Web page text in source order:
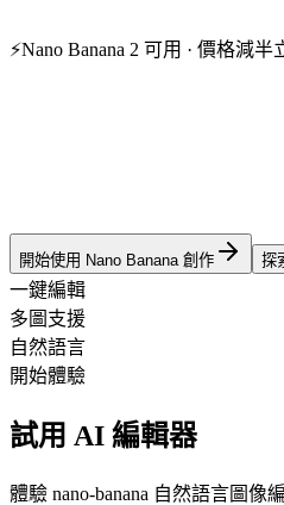
⚡Nano Banana 2 可用 · 價格減半
開始使用 Nano Banana 創作 探
一鍵編輯
多圖支援
自然語言
開始體驗
試用 AI 編輯器
體驗 nano-banana 自然語言圖